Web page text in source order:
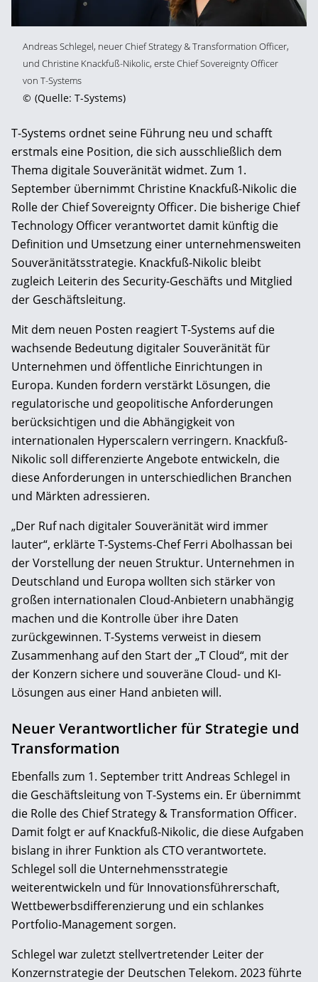
Andreas Schlegel, neuer Chief Strategy & Transformation Officer,
und Christine Knackfuß-Nikolic, erste Chief Sovereignty Officer
von T-Systems
© (Quelle: T-Systems)
T-Systems ordnet seine Führung neu und schafft
erstmals eine Position, die sich ausschließlich dem
Thema digitale Souveränität widmet. Zum 1.
September übernimmt Christine Knackfuß-Nikolic die
Rolle der Chief Sovereignty Officer. Die bisherige Chief
Technology Officer verantwortet damit künftig die
Definition und Umsetzung einer unternehmensweiten
Souveränitätsstrategie. Knackfuß-Nikolic bleibt
zugleich Leiterin des Security-Geschäfts und Mitglied
der Geschäftsleitung.
Mit dem neuen Posten reagiert T-Systems auf die
wachsende Bedeutung digitaler Souveränität für
Unternehmen und öffentliche Einrichtungen in
Europa. Kunden fordern verstärkt Lösungen, die
regulatorische und geopolitische Anforderungen
berücksichtigen und die Abhängigkeit von
internationalen Hyperscalern verringern. Knackfuß-
Nikolic soll differenzierte Angebote entwickeln, die
diese Anforderungen in unterschiedlichen Branchen
und Märkten adressieren.
„Der Ruf nach digitaler Souveränität wird immer
lauter“, erklärte T-Systems-Chef Ferri Abolhassan bei
der Vorstellung der neuen Struktur. Unternehmen in
Deutschland und Europa wollten sich stärker von
großen internationalen Cloud-Anbietern unabhängig
machen und die Kontrolle über ihre Daten
zurückgewinnen. T-Systems verweist in diesem
Zusammenhang auf den Start der „T Cloud“, mit der
der Konzern sichere und souveräne Cloud- und KI-
Lösungen aus einer Hand anbieten will.
Neuer Verantwortlicher für Strategie und
Transformation
Ebenfalls zum 1. September tritt Andreas Schlegel in
die Geschäftsleitung von T-Systems ein. Er übernimmt
die Rolle des Chief Strategy & Transformation Officer.
Damit folgt er auf Knackfuß-Nikolic, die diese Aufgaben
bislang in ihrer Funktion als CTO verantwortete.
Schlegel soll die Unternehmensstrategie
weiterentwickeln und für Innovationsführerschaft,
Wettbewerbsdifferenzierung und ein schlankes
Portfolio-Management sorgen.
Schlegel war zuletzt stellvertretender Leiter der
Konzernstrategie der Deutschen Telekom. 2023 führte